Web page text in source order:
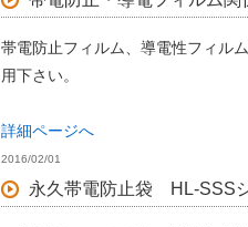
帯電防止フィルム、導電性フィル
用下さい。
詳細ページへ
2016/02/01
永久帯電防止袋 HL-SSS